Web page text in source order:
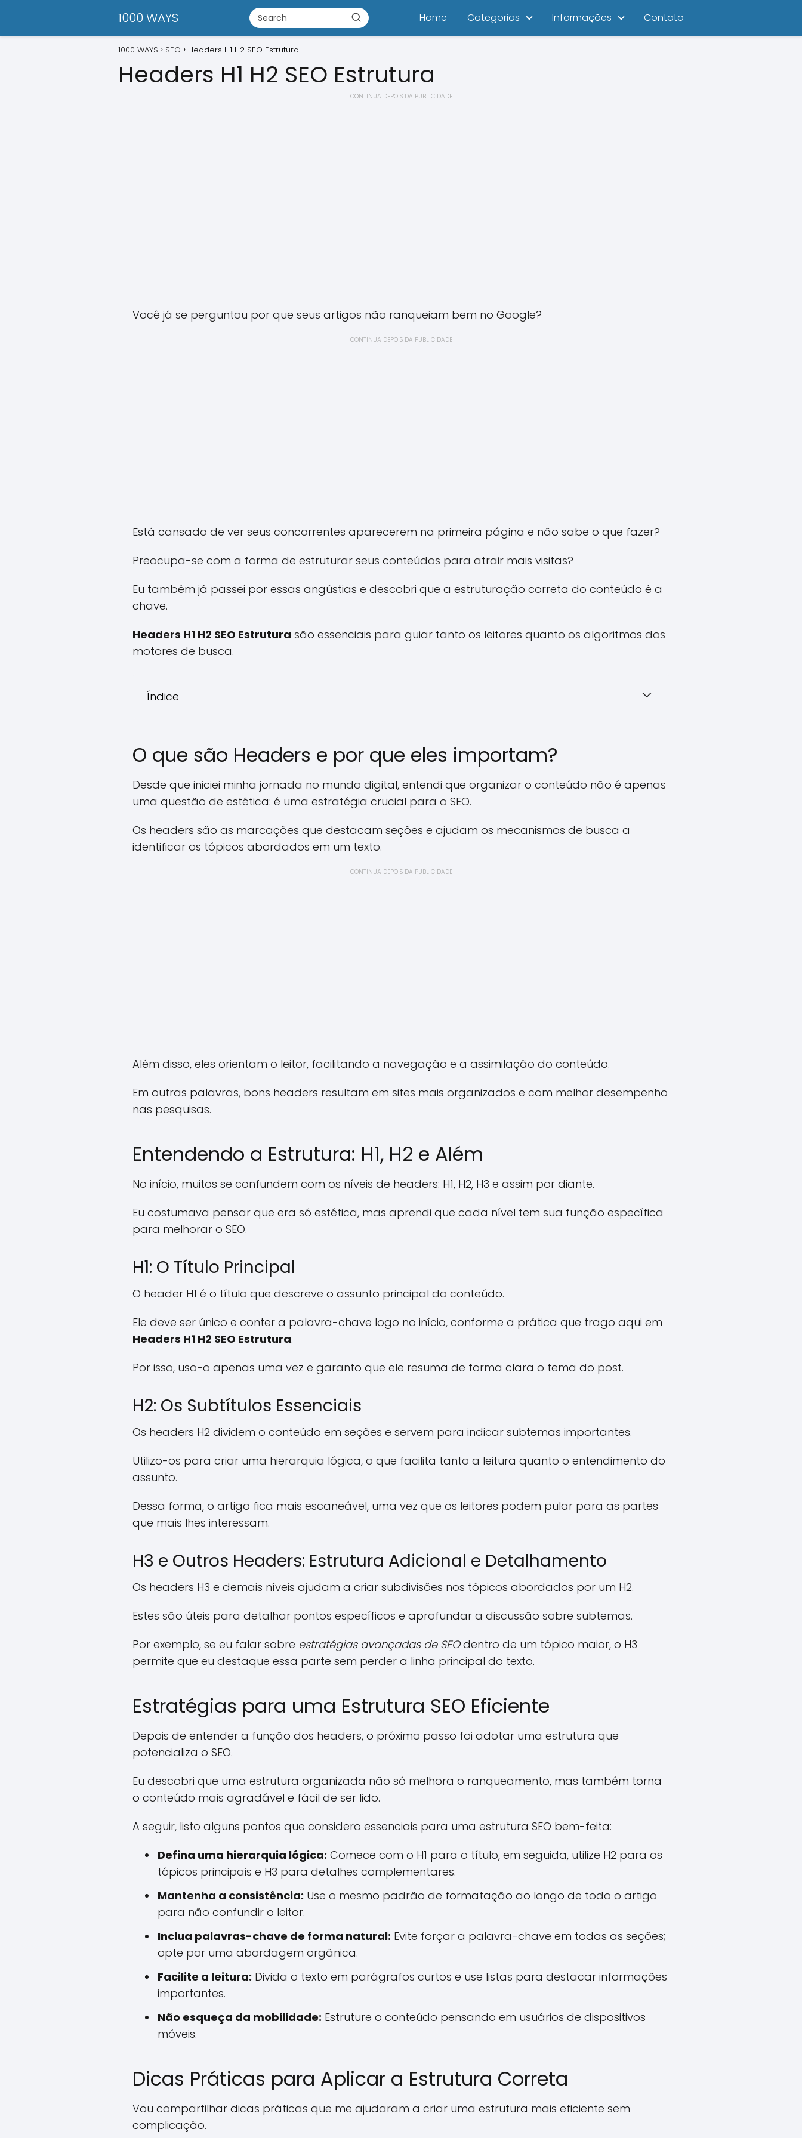
1000 WAYS Home Categorias Informações Contato
1000 WAYS SEO Headers H1 H2 SEO Estrutura
Headers H1 H2 SEO Estrutura
CONTINUA DEPOIS DA PUBLICIDADE
Você já se perguntou por que seus artigos não ranqueiam bem no Google?
CONTINUA DEPOIS DA PUBLICIDADE
Está cansado de ver seus concorrentes aparecerem na primeira página e não sabe o que fazer?
Preocupa-se com a forma de estruturar seus conteúdos para atrair mais visitas?
Eu também já passei por essas angústias e descobri que a estruturação correta do conteúdo é a
chave.
Headers H1 H2 SEO Estrutura são essenciais para guiar tanto os leitores quanto os algoritmos dos
motores de busca.
Índice
O que são Headers e por que eles importam?
Desde que iniciei minha jornada no mundo digital, entendi que organizar o conteúdo não é apenas
uma questão de estética: é uma estratégia crucial para o SEO.
Os headers são as marcações que destacam seções e ajudam os mecanismos de busca a
identificar os tópicos abordados em um texto.
CONTINUA DEPOIS DA PUBLICIDADE
Além disso, eles orientam o leitor, facilitando a navegação e a assimilação do conteúdo.
Em outras palavras, bons headers resultam em sites mais organizados e com melhor desempenho
nas pesquisas.
Entendendo a Estrutura: H1, H2 e Além
No início, muitos se confundem com os níveis de headers: H1, H2, H3 e assim por diante.
Eu costumava pensar que era só estética, mas aprendi que cada nível tem sua função específica
para melhorar o SEO.
H1: O Título Principal
O header H1 é o título que descreve o assunto principal do conteúdo.
Ele deve ser único e conter a palavra-chave logo no início, conforme a prática que trago aqui em
Headers H1 H2 SEO Estrutura.
Por isso, uso-o apenas uma vez e garanto que ele resuma de forma clara o tema do post.
H2: Os Subtítulos Essenciais
Os headers H2 dividem o conteúdo em seções e servem para indicar subtemas importantes.
Utilizo-os para criar uma hierarquia lógica, o que facilita tanto a leitura quanto o entendimento do
assunto.
Dessa forma, o artigo fica mais escaneável, uma vez que os leitores podem pular para as partes
que mais lhes interessam.
H3 e Outros Headers: Estrutura Adicional e Detalhamento
Os headers H3 e demais níveis ajudam a criar subdivisões nos tópicos abordados por um H2.
Estes são úteis para detalhar pontos específicos e aprofundar a discussão sobre subtemas.
Por exemplo, se eu falar sobre estratégias avançadas de SEOdentro de um tópico maior, o H3
permite que eu destaque essa parte sem perder a linha principal do texto.
Estratégias para uma Estrutura SEO Eficiente
Depois de entender a função dos headers, o próximo passo foi adotar uma estrutura que
potencializa o SEO.
Eu descobri que uma estrutura organizada não só melhora o ranqueamento, mas também torna
o conteúdo mais agradável e fácil de ser lido.
A seguir, listo alguns pontos que considero essenciais para uma estrutura SEO bem-feita:
Defina uma hierarquia lógica: Comece com o H1 para o título, em seguida, utilize H2 para os
tópicos principais e H3 para detalhes complementares.
Mantenha a consistência: Use o mesmo padrão de formatação ao longo de todo o artigo
para não confundir o leitor.
Inclua palavras-chave de forma natural: Evite forçar a palavra-chave em todas as seções;
opte por uma abordagem orgânica.
Facilite a leitura: Divida o texto em parágrafos curtos e use listas para destacar informações
importantes.
Não esqueça da mobilidade: Estruture o conteúdo pensando em usuários de dispositivos
móveis.
Dicas Práticas para Aplicar a Estrutura Correta
Vou compartilhar dicas práticas que me ajudaram a criar uma estrutura mais eficiente sem
complicação.